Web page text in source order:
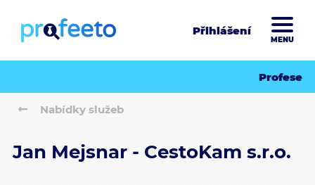
Přihlášení
MENU
Profese
Nabídky služeb
Jan Mejsnar - CestoKam s.r.o.